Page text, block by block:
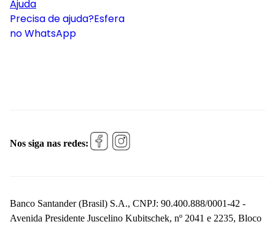
Ajuda
Precisa de ajuda?Esfera
no WhatsApp
Nos siga nas redes:
Banco Santander (Brasil) S.A., CNPJ: 90.400.888/0001-42 -
Avenida Presidente Juscelino Kubitschek, nº 2041 e 2235, Bloco